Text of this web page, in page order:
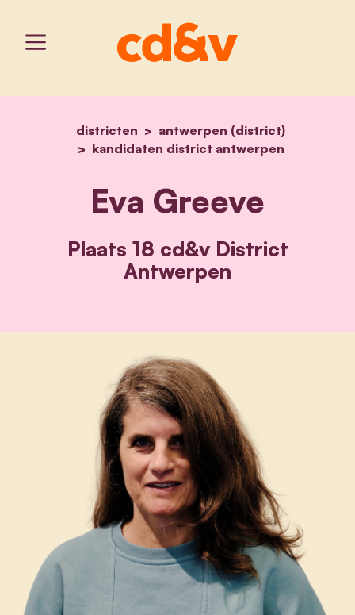
home
districten
antwerpen (district)
kandidaten district antwerpen
eva greeve
Eva Greeve
Plaats 18 cd&v District
Antwerpen